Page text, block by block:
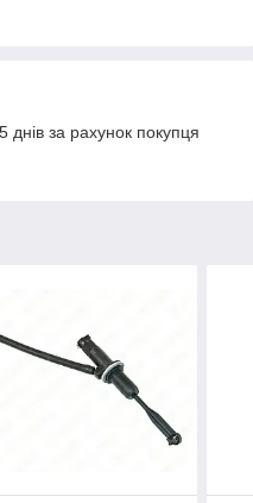
за рахунок покупця